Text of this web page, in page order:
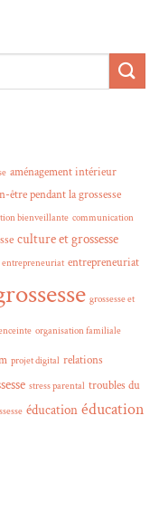
aménagement intérieur
être pendant la grossesse
bienveillante communication
culture et grossesse
entrepreneuriat entrepreneuriat
grossesse et
organisation familiale
projet digital relations
stress parental troubles du
éducation éducation